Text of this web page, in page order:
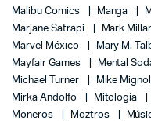
Malibu Comics
Manga
Marjane Satrapi
Mark Millar
Marvel México
Mary M.
Mayfair Games
Mental
Michael Turner
Mike
Mirka Andolfo
Mitología
Moneros
Moztros